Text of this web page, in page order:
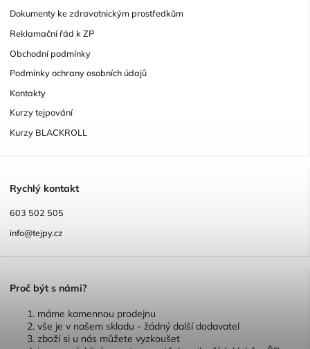
Dokumenty ke zdravotnickým prostředkům
Reklamační řád k ZP
Obchodní podmínky
Podmínky ochrany osobních údajů
Kontakty
Kurzy tejpování
Kurzy BLACKROLL
Rychlý kontakt
603 502 505
info@tejpy.cz
Proč být s námi?
máme kamennou prodejnu
vše je v našem skladu - žádný další dodavatel
zboží si u nás můžete vyzkoušet